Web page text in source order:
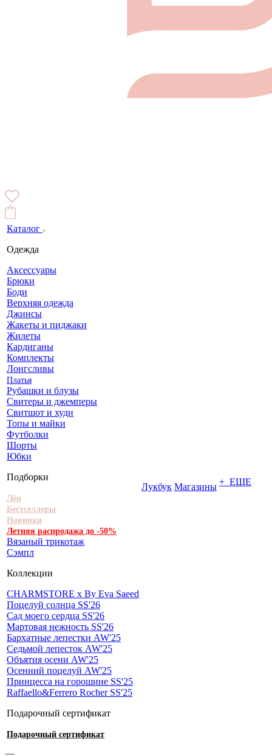
Каталог
Одежда
Аксессуары
Брюки
Боди
Верхняя одежда
Джинсы
Жакеты и пиджаки
Жилеты
Кардиганы
Комплекты
Лонгсливы
Платья
Рубашки и блузы
Свитеры и джемперы
Свитшот и худи
Топы и майки
Футболки
Шорты
Юбки
Подборки
Лён
Бестселлеры
Новинки
Летняя распродажа до -50%
Вязаный трикотаж
Сэмпл
Коллекции
CHARMSTORE х By Eva Saeed
Поцелуй солнца SS'26
Сад моего сердца SS'26
Мартовая нежность SS'26
Бархатные лепестки AW'25
Седьмой лепесток AW'25
Объятия осени AW'25
Осенний поцелуй AW'25
Принцесса на горошине SS'25
Raffaello&Ferrero Rocher SS'25
Подарочный сертификат
Подарочный сертификат
Лукбук Магазины + ЕЩЕ